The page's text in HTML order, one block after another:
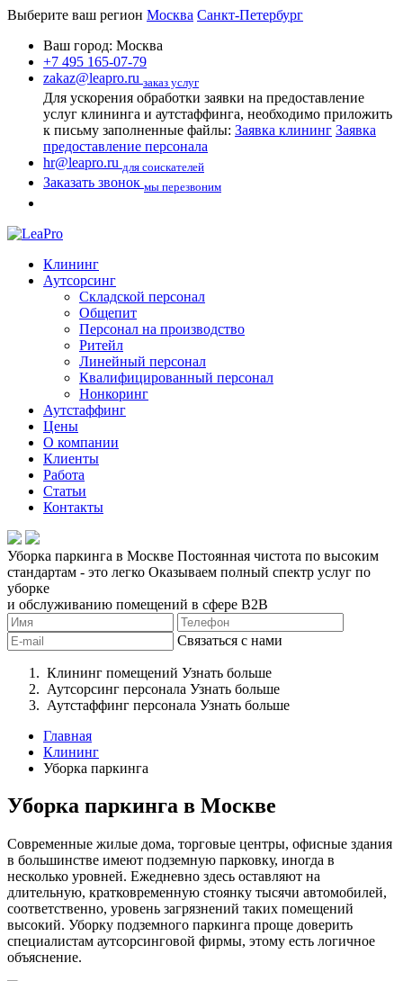
Выберите ваш регион Москва Санкт-Петербург
Ваш город: Москва
+7 495 165-07-79
zakaz@leapro.ru заказ услуг
Для ускорения обработки заявки на предоставление
услуг клининга и аутстаффинга, необходимо приложить
к письму заполненные файлы: Заявка клининг Заявка
предоставление персонала
hr@leapro.ru для соискателей
Заказать звонок мы перезвоним
Клининг
Аутсорсинг
Складской персонал
Общепит
Персонал на производство
Ритейл
Линейный персонал
Квалифицированный персонал
Нонкоринг
Аутстаффинг
Цены
О компании
Клиенты
Работа
Статьи
Контакты
Уборка паркинга в Москве Постоянная чистота по высоким
стандартам - это легко Оказываем полный спектр услуг по
уборке
и обслуживанию помещений в сфере B2B
Связаться с нами
Клининг помещений Узнать больше
Аутсорсинг персонала Узнать больше
Аутстаффинг персонала Узнать больше
Главная
Клининг
Уборка паркинга
Уборка паркинга в Москве
Современные жилые дома, торговые центры, офисные здания
в большинстве имеют подземную парковку, иногда в
несколько уровней. Ежедневно здесь оставляют на
длительную, кратковременную стоянку тысячи автомобилей,
соответственно, уровень загрязнений таких помещений
высокий. Уборку подземного паркинга проще доверить
специалистам аутсорсинговой фирмы, этому есть логичное
объяснение.